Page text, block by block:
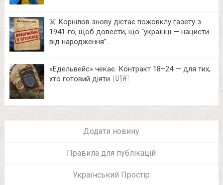
☠️ Корнілов знову дістає пожовклу газету з
1941‑го, щоб довести, що “українці — нацисти
від народження”.
«Едельвейс» чекає. Контракт 18–24 — для тих,
хто готовий діяти. 🇺🇦
Додати новину
Правила для публікацій
Український Простір